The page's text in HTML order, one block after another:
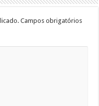
Campos obrigatórios